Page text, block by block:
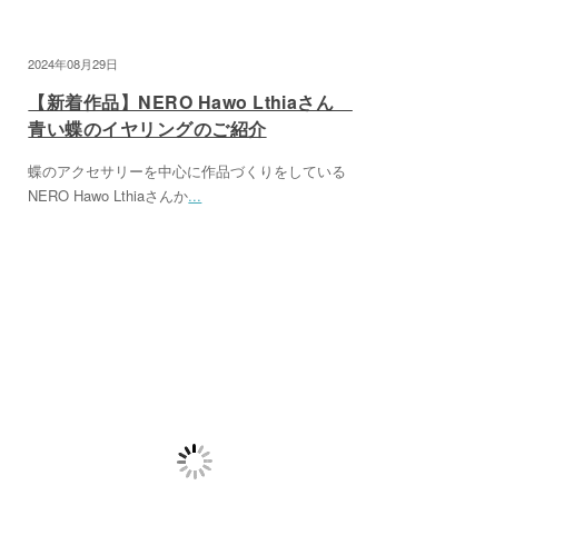
2024年08月29日
【新着作品】NERO Hawo Lthiaさん
青い蝶のイヤリングのご紹介
蝶のアクセサリーを中心に作品づくりをしている
NERO Hawo Lthiaさんか...